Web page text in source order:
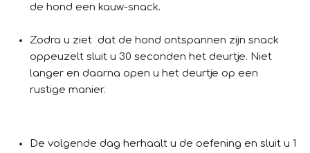
de hond een kauw-snack.
Zodra u ziet dat de hond ontspannen zijn snack
oppeuzelt sluit u 30 seconden het deurtje. Niet
langer en daarna open u het deurtje op een
rustige manier.
De volgende dag herhaalt u de oefening en sluit u 1